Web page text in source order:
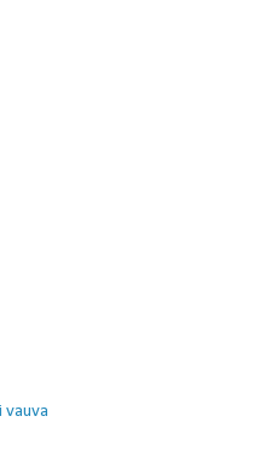
vauva